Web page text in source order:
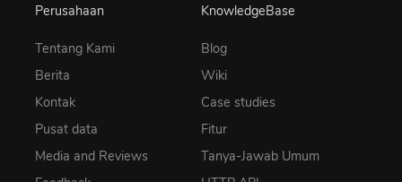
Perusahaan
Tentang Kami
Berita
Kontak
Pusat data
Media and Reviews
KnowledgeBase
Blog
Wiki
Case studies
Fitur
Tanya-Jawab Umum